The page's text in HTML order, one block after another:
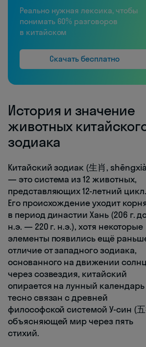
Реально нужная лексика, чтобы
понимать 60% разговоров
в китайском
Скачать бесплатно
История и значение
животных
зодиака
Китайский зодиак (生肖,
— это система из 12 животных,
представляющих 12-летний цикл.
Его происхождение уходит
в период династии Хань (206 г.
н.э. — 220 г. н.э.), хотя некоторые
элементы появились ещё
отличие от западного зодиака,
основанного на движении
через созвездия, китайский
опирается на лунный календарь
тесно связан с древней
философской системой У-син (
объясняющей мир через пять
стихий.